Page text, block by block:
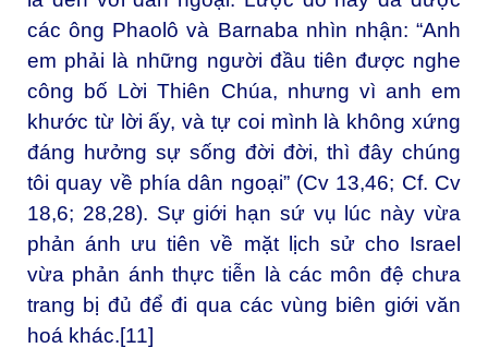
các ông Phaolô và Barnaba nhìn nhận: “Anh
em phải là những người đầu tiên được nghe
công bố Lời Thiên Chúa, nhưng vì anh em
khước từ lời ấy, và tự coi mình là không xứng
đáng hưởng sự sống đời đời, thì đây chúng
tôi quay về phía dân ngoại” (Cv 13,46; Cf. Cv
18,6; 28,28). Sự giới hạn sứ vụ lúc này vừa
phản ánh ưu tiên về mặt lịch sử cho Israel
vừa phản ánh thực tiễn là các môn đệ chưa
trang bị đủ để đi qua các vùng biên giới văn
hoá khác.[11]